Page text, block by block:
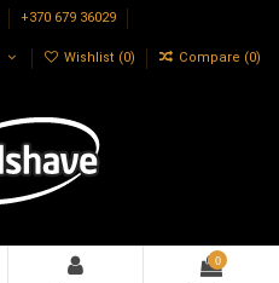
+370 679 36029
Wishlist (0) Compare (0)
0